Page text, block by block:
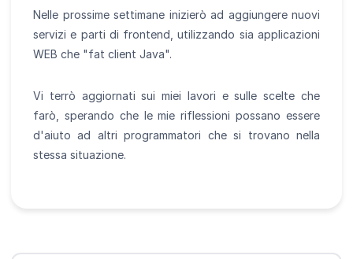
Nelle prossime settimane inizierò ad aggiungere nuovi
servizi e parti di frontend, utilizzando sia applicazioni
WEB che "fat client Java".
Vi terrò aggiornati sui miei lavori e sulle scelte che
farò, sperando che le mie riflessioni possano essere
d'aiuto ad altri programmatori che si trovano nella
stessa situazione.